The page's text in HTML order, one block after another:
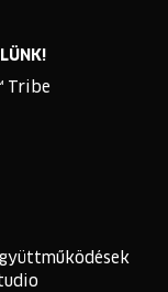
Tribe